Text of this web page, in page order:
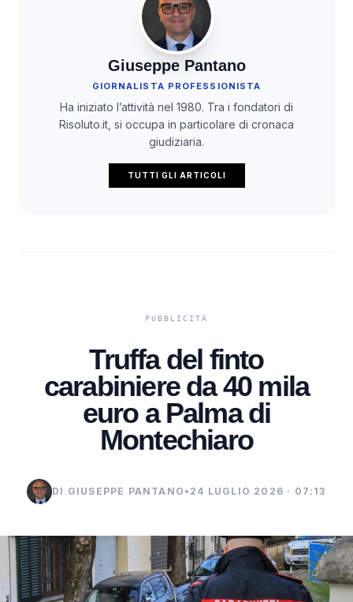
Giuseppe Pantano
GIORNALISTA PROFESSIONISTA
Ha iniziato l’attività nel 1980. Tra i fondatori di
Risoluto.it, si occupa in particolare di cronaca
giudiziaria.
TUTTI GLI ARTICOLI
Truffa del finto
carabiniere da 40 mila
euro a Palma di
Montechiaro
DI GIUSEPPE PANTANO • 24 LUGLIO 2026 · 07:13